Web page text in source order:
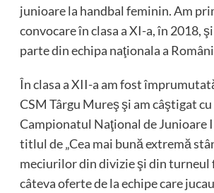
junioare la handbal feminin. Am
convocare în clasa a XI-a, în 2018,
parte din echipa naţionala a
În clasa a XII-a am fost
CSM Târgu Mureş şi am câştigat cu
Campionatul Naţional de Junioare
titlul de „Cea mai bună extremă
meciurilor din divizie şi din turneul
câteva oferte de la echipe care